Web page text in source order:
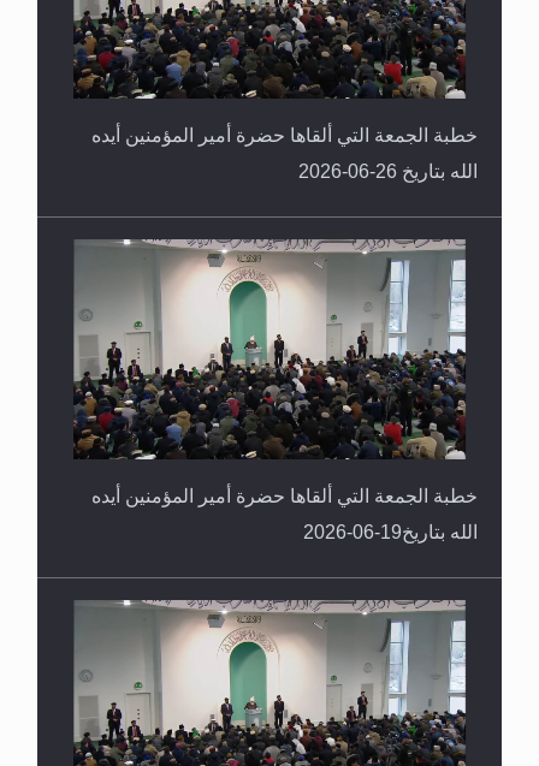
خطبة الجمعة التي ألقاها حضرة أمير المؤمنين أيده
الله بتاريخ 26-06-2026
خطبة الجمعة التي ألقاها حضرة أمير المؤمنين أيده
الله بتاريخ19-06-2026